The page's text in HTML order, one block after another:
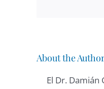
About the
El Dr. Damián